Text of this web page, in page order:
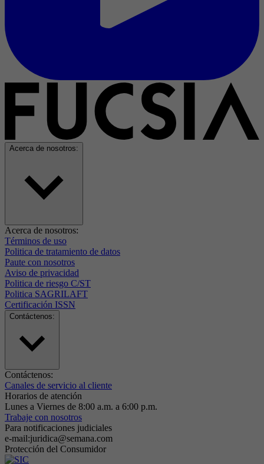
Acerca de nosotros:
Acerca de nosotros:
Términos de uso
Politica de tratamiento de datos
Paute con nosotros
Aviso de privacidad
Politica de riesgo C/ST
Politica SAGRILAFT
Certificación ISSN
Contáctenos:
Contáctenos:
Canales de servicio al cliente
Horarios de atención
Lunes a Viernes de 8:00 a.m. a 6:00 p.m.
Trabaje con nosotros
Para notificaciones judiciales
e-mail:juridica@semana.com
Protección del Consumidor